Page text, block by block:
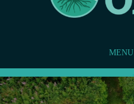
MENU